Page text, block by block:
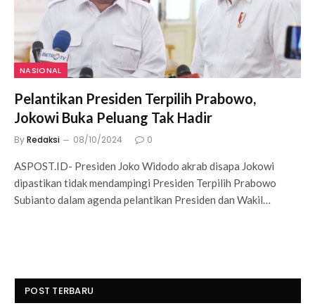
NASIONAL
Pelantikan Presiden Terpilih Prabowo,
Jokowi Buka Peluang Tak Hadir
ByRedaksi 08/10/2024 0
ASPOST.ID- Presiden Joko Widodo akrab disapa Jokowi
dipastikan tidak mendampingi Presiden Terpilih Prabowo
Subianto dalam agenda pelantikan Presiden dan Wakil…
POST TERBARU